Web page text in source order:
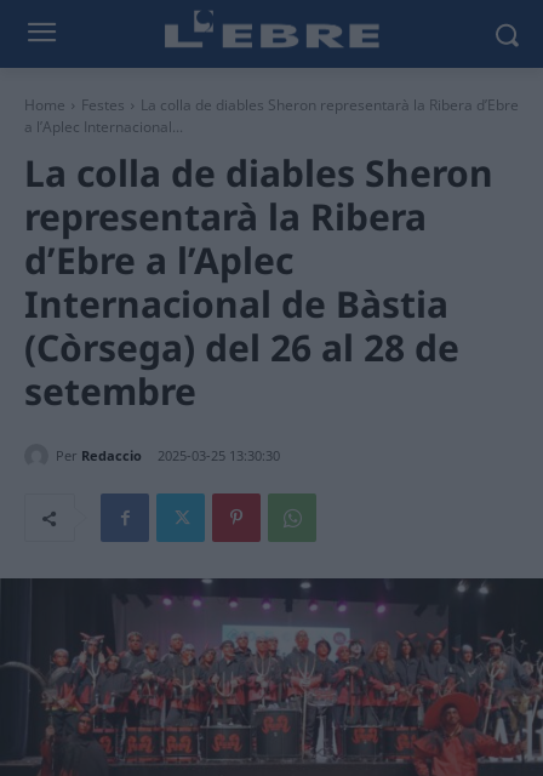
Home Festes
La colla de diables Sheron representarà la Ribera d’Ebre
a l’Aplec Internacional...
La colla de diables Sheron
representarà la Ribera
d’Ebre a l’Aplec
Internacional de Bàstia
(Còrsega) del 26 al 28 de
setembre
Per Redaccio 2025-03-25 13:30:30